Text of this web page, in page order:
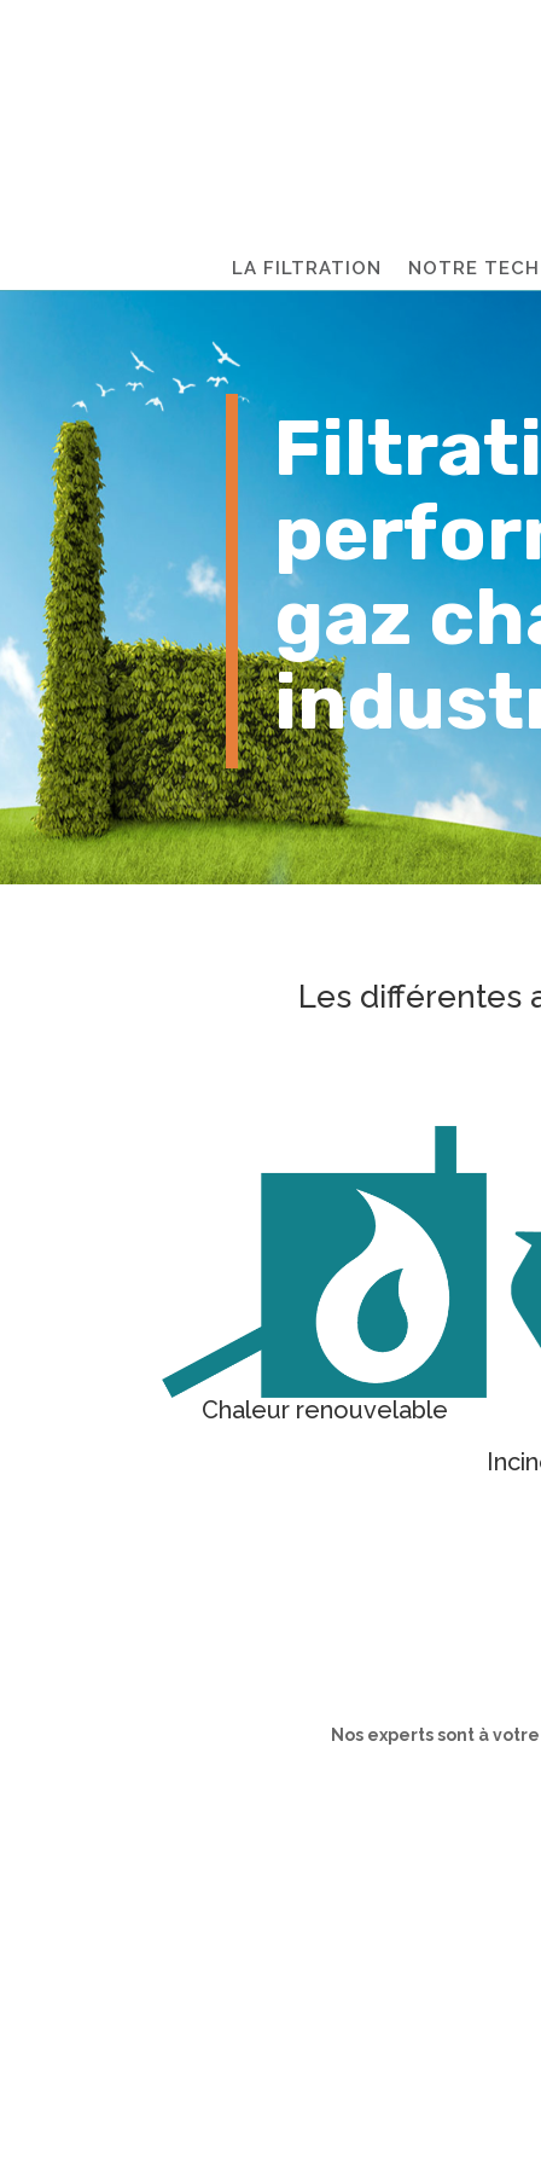
LA FILTRATION NOTRE
gaz
Les différentes
Chaleur renouvelable
Nos experts sont à